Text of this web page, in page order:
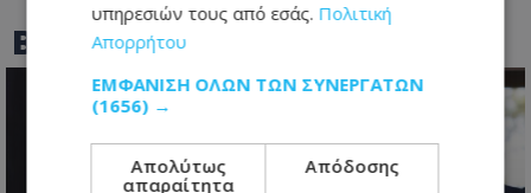
BEST OFTOTHEMAONLINE
υπηρεσιών τους από εσάς. Πολιτική
Απορρήτου
ΕΜΦΆΝΙΣΗ ΌΛΩΝ ΤΩΝ ΣΥΝΕΡΓΑΤΏΝ
(1656) →
Απολύτως
απαραίτητα
Απόδοσης